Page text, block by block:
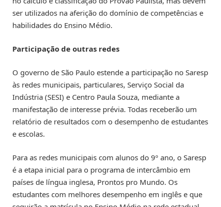
ser utilizados na aferição do domínio de competências e
habilidades do Ensino Médio.
Participação de outras redes
O governo de São Paulo estende a participação no Saresp
às redes municipais, particulares, Serviço Social da
Indústria (SESI) e Centro Paula Souza, mediante a
manifestação de interesse prévia. Todas receberão um
relatório de resultados com o desempenho de estudantes
e escolas.
Para as redes municipais com alunos do 9º ano, o Saresp
é a etapa inicial para o programa de intercâmbio em
países de língua inglesa, Prontos pro Mundo. Os
estudantes com melhores desempenho em inglês e que